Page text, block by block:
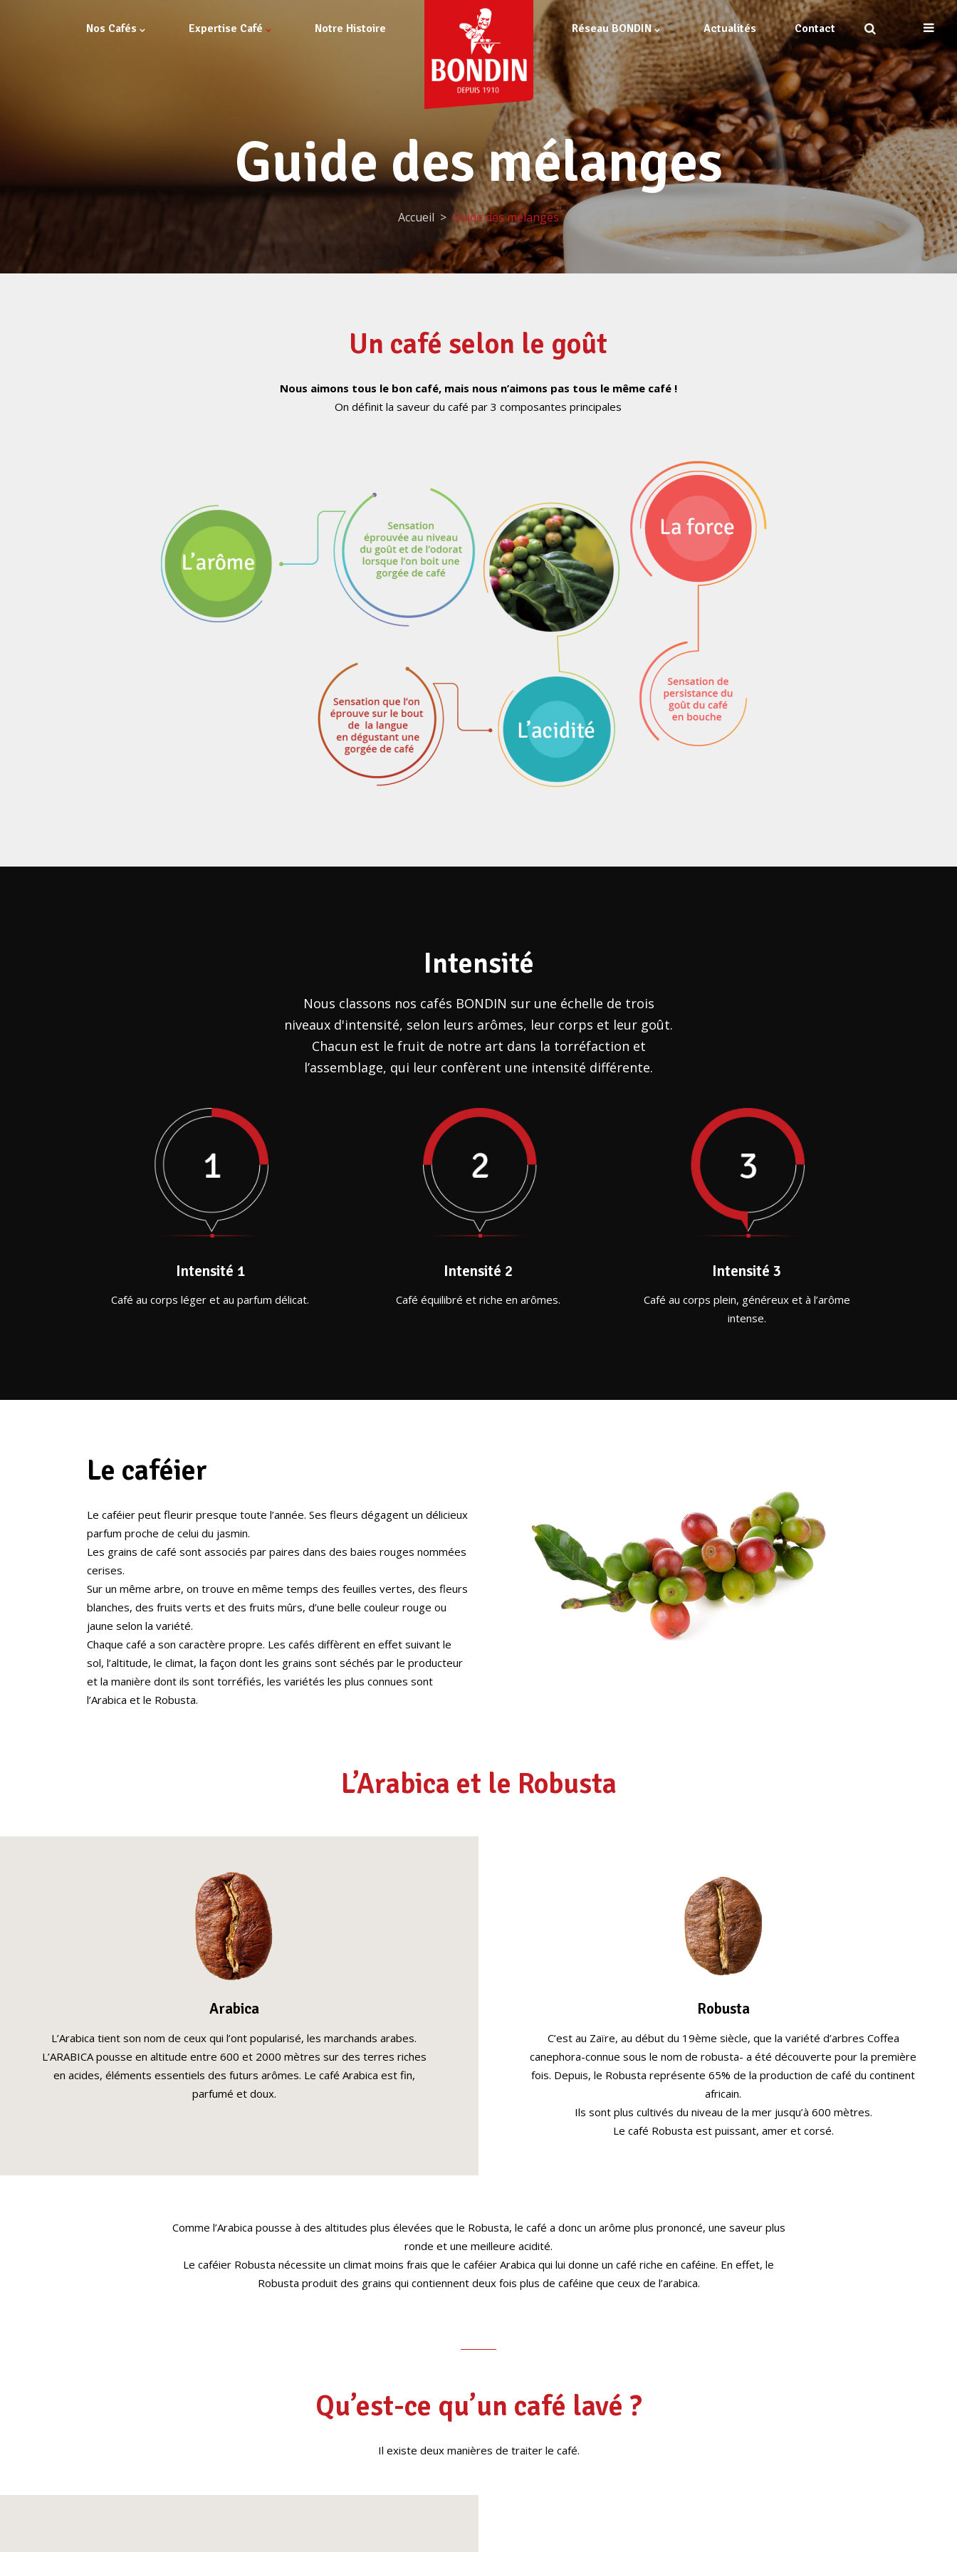
Nos Cafés Expertise Café Notre Histoire Réseau BONDIN Actualités Contact
Guide des mélanges
Accueil Guide des mélanges
Un café selon le goût
Nous aimons tous le bon café, mais nous n’aimons pas tous le même café !
On définit la saveur du café par 3 composantes principales
Intensité
Nous classons nos cafés BONDIN sur une échelle de trois
niveaux d'intensité, selon leurs arômes, leur corps et leur goût.
Chacun est le fruit de notre art dans la torréfaction et
l’assemblage, qui leur confèrent une intensité différente.
Intensité 1
Café au corps léger et au parfum délicat.
Intensité 2
Café équilibré et riche en arômes.
Intensité 3
Café au corps plein, généreux et à l’arôme
intense.
Le caféier
Le caféier peut fleurir presque toute l’année. Ses fleurs dégagent un délicieux
parfum proche de celui du jasmin.
Les grains de café sont associés par paires dans des baies rouges nommées
cerises.
Sur un même arbre, on trouve en même temps des feuilles vertes, des fleurs
blanches, des fruits verts et des fruits mûrs, d’une belle couleur rouge ou
jaune selon la variété.
Chaque café a son caractère propre. Les cafés diffèrent en effet suivant le
sol, l’altitude, le climat, la façon dont les grains sont séchés par le producteur
et la manière dont ils sont torréfiés, les variétés les plus connues sont
l’Arabica et le Robusta.
L’Arabica et le Robusta
Arabica
L’Arabica tient son nom de ceux qui l’ont popularisé, les marchands arabes.
L’ARABICA pousse en altitude entre 600 et 2000 mètres sur des terres riches
en acides, éléments essentiels des futurs arômes. Le café Arabica est fin,
parfumé et doux.
Robusta
C’est au Zaïre, au début du 19ème siècle, que la variété d’arbres Coffea
canephora-connue sous le nom de robusta- a été découverte pour la première
fois. Depuis, le Robusta représente 65% de la production de café du continent
africain.
Ils sont plus cultivés du niveau de la mer jusqu’à 600 mètres.
Le café Robusta est puissant, amer et corsé.
Comme l’Arabica pousse à des altitudes plus élevées que le Robusta, le café a donc un arôme plus prononcé, une saveur plus
ronde et une meilleure acidité.
Le caféier Robusta nécessite un climat moins frais que le caféier Arabica qui lui donne un café riche en caféine. En effet, le
Robusta produit des grains qui contiennent deux fois plus de caféine que ceux de l’arabica.
Qu’est-ce qu’un café lavé ?
Il existe deux manières de traiter le café.